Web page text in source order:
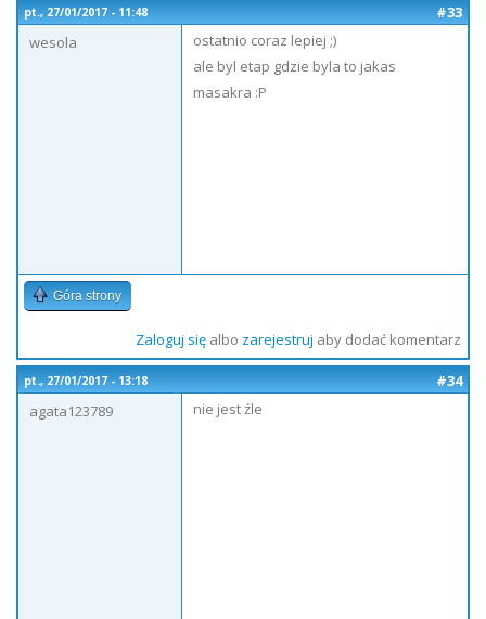
pt., 27/01/2017 - 11:48
#33
wesola
ostatnio coraz lepiej ;)
ale byl etap gdzie byla to jakas
masakra :P
Góra strony
Zaloguj sięalbo zarejestruj aby dodać komentarz
pt., 27/01/2017 - 13:18
#34
agata123789
nie jest źle